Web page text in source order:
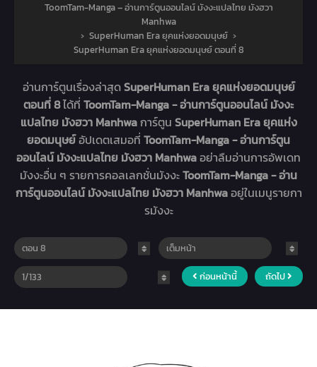
ToomTam-Manga – อ่านการ์ตูนออนไลน์ มังงะแปลไทย มังฮวา
Manhwa
› SuperHuman Era ยุคแห่งยอดมนุษย์ ›
SuperHuman Era ยุคแห่งยอดมนุษย์ ตอนที่ 8
อ่านการ์ตูนเรื่องล่าสุดSuperHuman Era ยุคแห่งยอดมนุษย์
ตอนที่ 8ได้ที่ ToomTam-Manga - อ่านการ์ตูนออนไลน์ มังงะ
แปลไทย มังฮวา Manhwaการ์ตูน SuperHuman Era ยุคแห่ง
ยอดมนุษย์อัปเดตเสมอที่ ToomTam-Manga - อ่านการ์ตูน
ออนไลน์ มังงะแปลไทย มังฮวา Manhwaอย่าลืมอ่านการอัพเดท
มังงะอื่น ๆ รายการคอลเลกชั่นมังงะToomTam-Manga - อ่าน
การ์ตูนออนไลน์ มังงะแปลไทย มังฮวา Manhwaอยู่ในเมนูรายกา
รมังงะ
ก่อนหน้านี้ ถัดไป